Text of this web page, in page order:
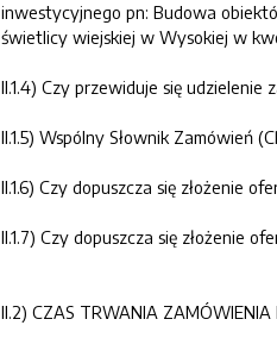
inwestycyjnego pn: Budowa
świetlicy wiejskiej w Wysokiej w
II.1.4) Czy przewiduje się udzielenie
II.1.5) Wspólny Słownik Zamówień
II.1.6) Czy dopuszcza się złożenie
II.1.7) Czy dopuszcza się złożenie
II.2) CZAS TRWANIA ZAMÓWIENIA